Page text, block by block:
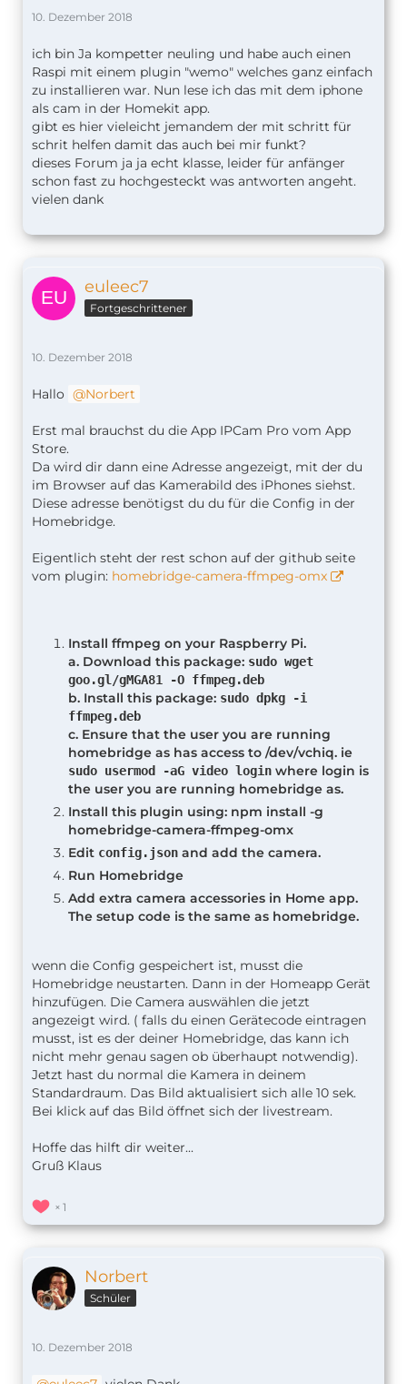
10. Dezember 2018
ich bin Ja kompetter neuling und habe auch einen
Raspi mit einem plugin "wemo" welches ganz einfach
zu installieren war. Nun lese ich das mit dem iphone
als cam in der Homekit app.
gibt es hier vieleicht jemandem der mit schritt für
schrit helfen damit das auch bei mir funkt?
dieses Forum ja ja echt klasse, leider für anfänger
schon fast zu hochgesteckt was antworten angeht.
vielen dank
euleec7
Fortgeschrittener
10. Dezember 2018
Hallo Norbert
Erst mal brauchst du die App IPCam Pro vom App
Store.
Da wird dir dann eine Adresse angezeigt, mit der du
im Browser auf das Kamerabild des iPhones siehst.
Diese adresse benötigst du du für die Config in der
Homebridge.
Eigentlich steht der rest schon auf der github seite
vom plugin: homebridge-camera-ffmpeg-omx
Install ffmpeg on your Raspberry Pi.
a. Download this package: sudo wget
goo.gl/gMGA81 -O ffmpeg.deb
b. Install this package: sudo dpkg -i
ffmpeg.deb
c. Ensure that the user you are running
homebridge as has access to /dev/vchiq. ie
sudo usermod -aG video login where login is
the user you are running homebridge as.
Install this plugin using: npm install -g
homebridge-camera-ffmpeg-omx
Edit config.json and add the camera.
Run Homebridge
Add extra camera accessories in Home app.
The setup code is the same as homebridge.
wenn die Config gespeichert ist, musst die
Homebridge neustarten. Dann in der Homeapp Gerät
hinzufügen. Die Camera auswählen die jetzt
angezeigt wird. ( falls du einen Gerätecode eintragen
musst, ist es der deiner Homebridge, das kann ich
nicht mehr genau sagen ob überhaupt notwendig).
Jetzt hast du normal die Kamera in deinem
Standardraum. Das Bild aktualisiert sich alle 10 sek.
Bei klick auf das Bild öffnet sich der livestream.
Hoffe das hilft dir weiter...
Gruß Klaus
1
Norbert
Schüler
10. Dezember 2018